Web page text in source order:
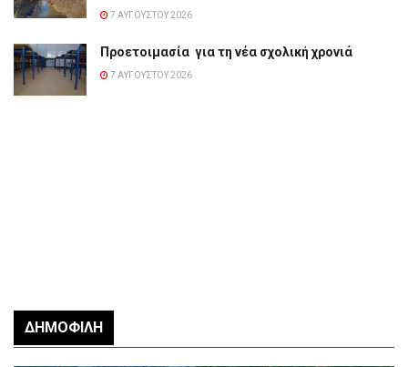
7 ΑΥΓΟΎΣΤΟΥ 2026
Προετοιμασία για τη νέα σχολική χρονιά
7 ΑΥΓΟΎΣΤΟΥ 2026
ΔΗΜΟΦΙΛΉ